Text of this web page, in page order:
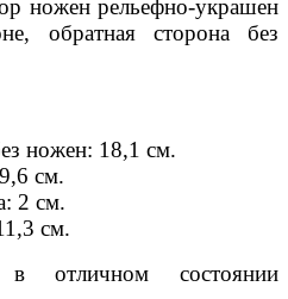
ножен рельефно-украшен
обратная сторона без
ножен: 18,1 см.
см.
2 см.
см.
отличном состоянии